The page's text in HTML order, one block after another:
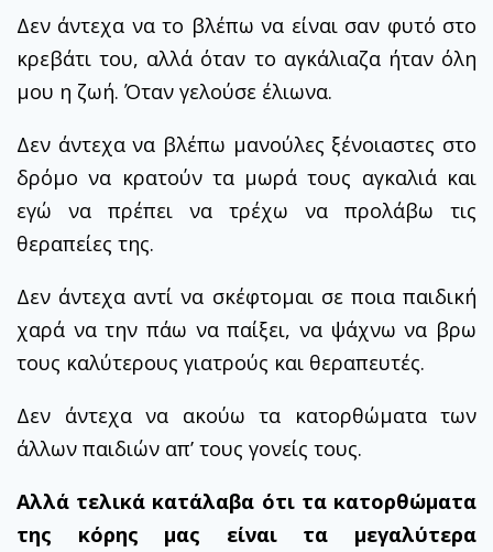
Δεν άντεχα να το βλέπω να είναι σαν φυτό στο
κρεβάτι του, αλλά όταν το αγκάλιαζα ήταν όλη
μου η ζωή. Όταν γελούσε έλιωνα.
Δεν άντεχα να βλέπω μανούλες ξένοιαστες στο
δρόμο να κρατούν τα μωρά τους αγκαλιά και
εγώ να πρέπει να τρέχω να προλάβω τις
θεραπείες της.
Δεν άντεχα αντί να σκέφτομαι σε ποια παιδική
χαρά να την πάω να παίξει, να ψάχνω να βρω
τους καλύτερους γιατρούς και θεραπευτές.
Δεν άντεχα να ακούω τα κατορθώματα των
άλλων παιδιών απ’ τους γονείς τους.
Αλλά τελικά κατάλαβα ότι τα κατορθώματα
της κόρης μας είναι τα μεγαλύτερα